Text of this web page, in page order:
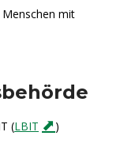
mit
(LBIT
)